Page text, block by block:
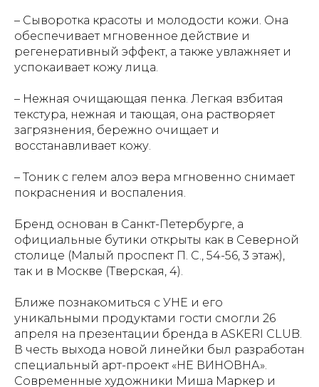
– Сыворотка красоты и молодости кожи. Она
обеспечивает мгновенное действие и
регенеративный эффект, а также увлажняет и
успокаивает кожу лица.
– Нежная очищающая пенка. Легкая взбитая
текстура, нежная и тающая, она растворяет
загрязнения, бережно очищает и
восстанавливает кожу.
– Тоник с гелем алоэ вера мгновенно снимает
покраснения и воспаления.
Бренд основан в Санкт-Петербурге, а
официальные бутики открыты как в Северной
столице (Малый проспект П. С., 54-56, 3 этаж),
так и в Москве (Тверская, 4).
Ближе познакомиться с УНЕ и его
уникальными продуктами гости смогли 26
апреля на презентации бренда в ASKERI CLUB.
В честь выхода новой линейки был разработан
специальный арт-проект «НЕ ВИНОВНА».
Современные художники Миша Маркер и